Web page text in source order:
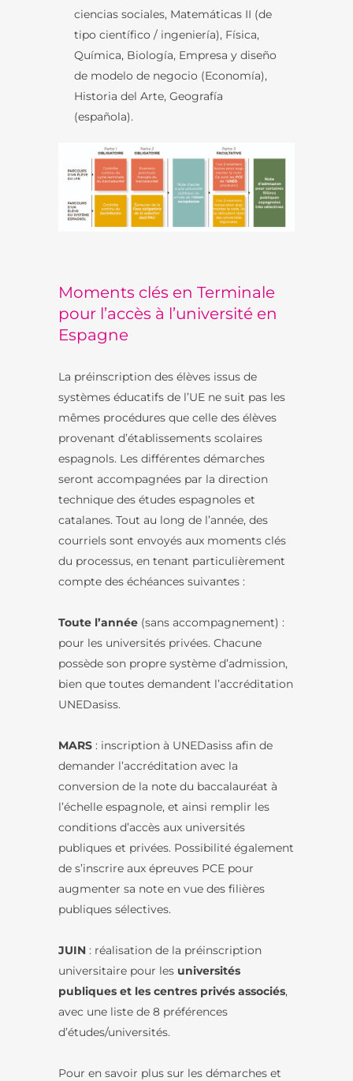
ciencias sociales, Matemáticas II (de
tipo científico / ingeniería), Física,
Química, Biología, Empresa y diseño
de modelo de negocio (Economía),
Historia del Arte, Geografía
(española).
Moments clés en Terminale
pour l’accès à l’université en
Espagne
La préinscription des élèves issus de
systèmes éducatifs de l’UE ne suit pas les
mêmes procédures que celle des élèves
provenant d’établissements scolaires
espagnols. Les différentes démarches
seront accompagnées par la direction
technique des études espagnoles et
catalanes. Tout au long de l’année, des
courriels sont envoyés aux moments clés
du processus, en tenant particulièrement
compte des échéances suivantes :
Toute l’année (sans accompagnement) :
pour les universités privées. Chacune
possède son propre système d’admission,
bien que toutes demandent l’accréditation
UNEDasiss.
MARS : inscription à UNEDasiss afin de
demander l’accréditation avec la
conversion de la note du baccalauréat à
l’échelle espagnole, et ainsi remplir les
conditions d’accès aux universités
publiques et privées. Possibilité également
de s’inscrire aux épreuves PCE pour
augmenter sa note en vue des filières
publiques sélectives.
JUIN : réalisation de la préinscription
universitaire pour les universités
publiques et les centres privés associés,
avec une liste de 8 préférences
d’études/universités.
Pour en savoir plus sur les démarches et